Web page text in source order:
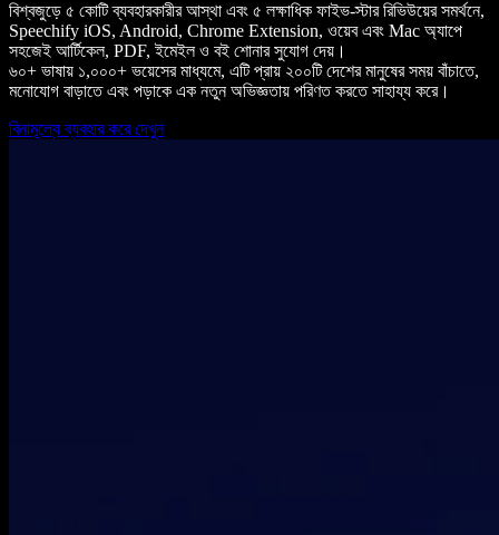
বিশ্বজুড়ে ৫ কোটি ব্যবহারকারীর আস্থা এবং ৫ লক্ষাধিক ফাইভ-স্টার রিভিউয়ের সমর্থনে,
Speechify iOS, Android, Chrome Extension, ওয়েব এবং Mac অ্যাপে
সহজেই আর্টিকেল, PDF, ইমেইল ও বই শোনার সুযোগ দেয়।
৬০+ ভাষায় ১,০০০+ ভয়েসের মাধ্যমে, এটি প্রায় ২০০টি দেশের মানুষের সময় বাঁচাতে,
মনোযোগ বাড়াতে এবং পড়াকে এক নতুন অভিজ্ঞতায় পরিণত করতে সাহায্য করে।
বিনামূল্যে ব্যবহার করে দেখুন